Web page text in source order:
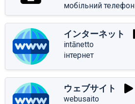
мобільний телефон
インターネット
intānetto
інтернет
ウェブサイト
webusaito